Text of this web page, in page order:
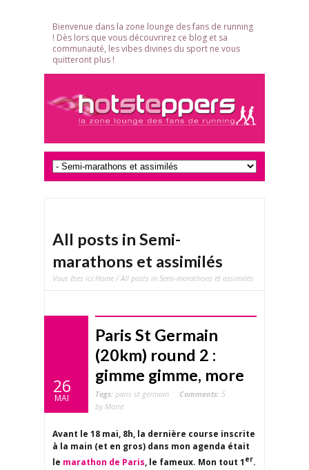
Bienvenue dans la zone lounge des fans de running
! Dès lors que vous découvrirez ce blog et sa
communauté, les vibes divines du sport ne vous
quitteront plus !
All posts in Semi-
marathons et assimilés
Vous êtes ici:Home / All posts in Semi-marathons et assimilés
26
MAI
Paris St Germain
(20km) round 2 :
gimme gimme, more
Tags: paris st germain Comments: 5
by Marie
Avant le 18 mai, 8h, la dernière course inscrite
à la main (et en gros) dans mon agenda était
le marathon de Paris, le fameux. Mon tout 1 er.